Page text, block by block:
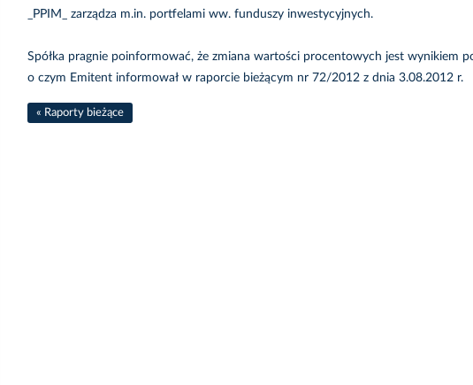
_PPIM_ zarządza m.in. portfelami ww. funduszy inwestycyjnych.
Spółka pragnie poinformować, że zmiana wartości procentowych jest wynikiem
o czym Emitent informował w raporcie bieżącym nr 72/2012 z dnia 3.08.2012 r.
« Raporty bieżące